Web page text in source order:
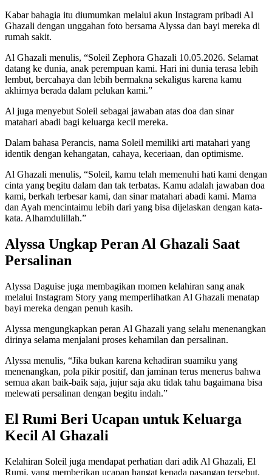
Kabar bahagia itu diumumkan melalui akun Instagram pribadi Al
Ghazali dengan unggahan foto bersama Alyssa dan bayi mereka di
rumah sakit.
Al Ghazali menulis, “Soleil Zephora Ghazali 10.05.2026. Selamat
datang ke dunia, anak perempuan kami. Hari ini dunia terasa lebih
lembut, bercahaya dan lebih bermakna sekaligus karena kamu
akhirnya berada dalam pelukan kami.”
Al juga menyebut Soleil sebagai jawaban atas doa dan sinar
matahari abadi bagi keluarga kecil mereka.
Dalam bahasa Perancis, nama Soleil memiliki arti matahari yang
identik dengan kehangatan, cahaya, keceriaan, dan optimisme.
Al Ghazali menulis, “Soleil, kamu telah memenuhi hati kami dengan
cinta yang begitu dalam dan tak terbatas. Kamu adalah jawaban doa
kami, berkah terbesar kami, dan sinar matahari abadi kami. Mama
dan Ayah mencintaimu lebih dari yang bisa dijelaskan dengan kata-
kata. Alhamdulillah.”
Alyssa Ungkap Peran Al Ghazali Saat
Persalinan
Alyssa Daguise juga membagikan momen kelahiran sang anak
melalui Instagram Story yang memperlihatkan Al Ghazali menatap
bayi mereka dengan penuh kasih.
Alyssa mengungkapkan peran Al Ghazali yang selalu menenangkan
dirinya selama menjalani proses kehamilan dan persalinan.
Alyssa menulis, “Jika bukan karena kehadiran suamiku yang
menenangkan, pola pikir positif, dan jaminan terus menerus bahwa
semua akan baik-baik saja, jujur saja aku tidak tahu bagaimana bisa
melewati persalinan dengan begitu indah.”
El Rumi Beri Ucapan untuk Keluarga
Kecil Al Ghazali
Kelahiran Soleil juga mendapat perhatian dari adik Al Ghazali, El
Rumi, yang memberikan ucapan hangat kepada pasangan tersebut.